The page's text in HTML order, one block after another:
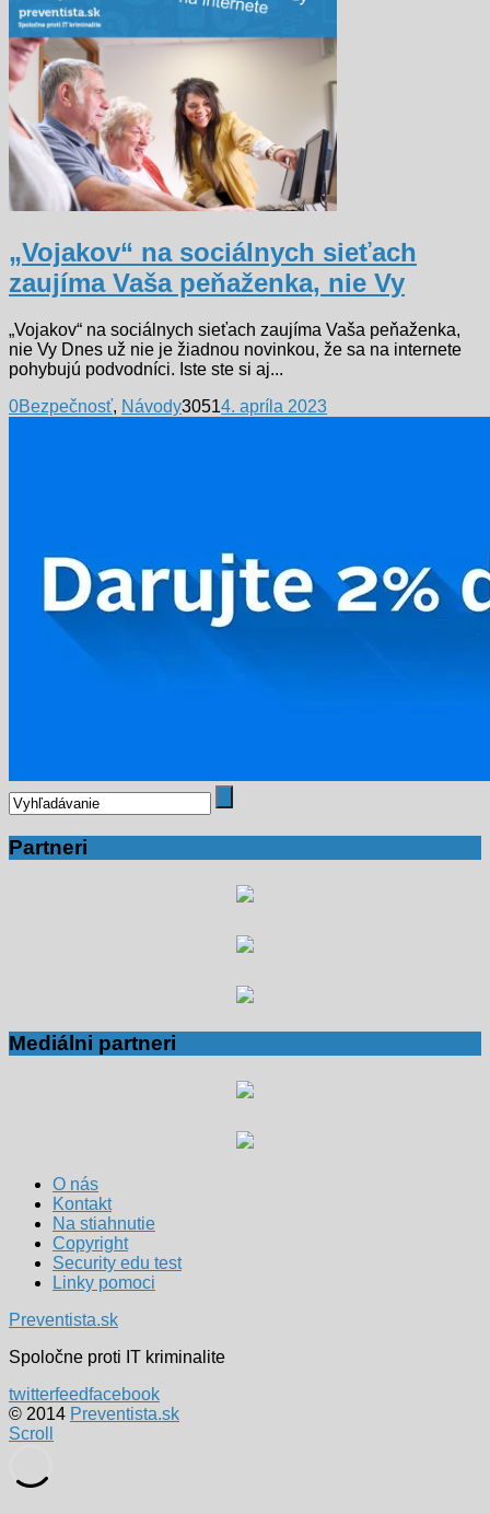
„Vojakov“ na sociálnych sieťach
zaujíma Vaša peňaženka, nie Vy
„Vojakov“ na sociálnych sieťach zaujíma Vaša peňaženka,
nie Vy Dnes už nie je žiadnou novinkou, že sa na internete
pohybujú podvodníci. Iste ste si aj...
0Bezpečnosť, Návody30514. apríla 2023
Partneri
Mediálni partneri
O nás
Kontakt
Na stiahnutie
Copyright
Security edu test
Linky pomoci
Preventista.sk
Spoločne proti IT kriminalite
twitterfeedfacebook
© 2014 Preventista.sk
Scroll